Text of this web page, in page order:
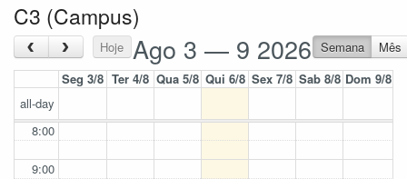
C3 (Campus)
‹ › Hoje Ago 3 — 9 2026 Semana
Mês
Seg 3/8 Ter 4/8 Qua 5/8 Qui 6/8 Sex 7/8 Sab 8/8 Dom 9/8
all-day
8:00
9:00